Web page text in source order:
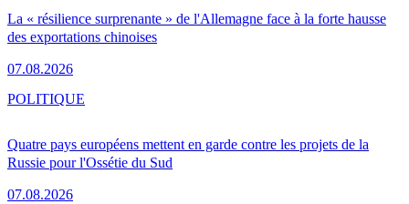
La « résilience surprenante » de l'Allemagne face à la forte hausse
des exportations chinoises
07.08.2026
Quatre pays européens mettent en garde contre les projets de la
Russie pour l'Ossétie du Sud
07.08.2026
POLITIQUE